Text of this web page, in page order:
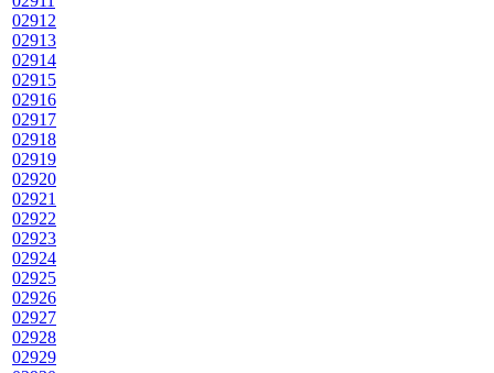
02912
02913
02914
02915
02916
02917
02918
02919
02920
02921
02922
02923
02924
02925
02926
02927
02928
02929